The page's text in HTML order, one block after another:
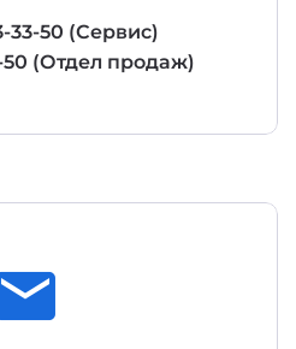
33-50 (Сервис)
50 (Отдел продаж)